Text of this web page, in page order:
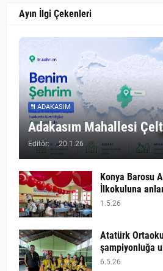
Ayın İlgi Çekenleri
ADAKASIM
Adakasım Mahallesi
Editör: - 20.1.26
Konya Barosu
İlkokuluna
1.5.26
Atatürk
şampiyonluğa
6.5.26